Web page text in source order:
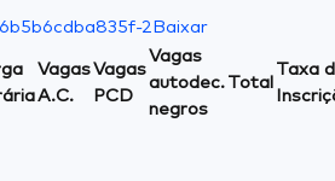
2 Baixar
Vagas
A.C.
Vagas
PCD
Vagas
autodec.
negros
Total
Taxa